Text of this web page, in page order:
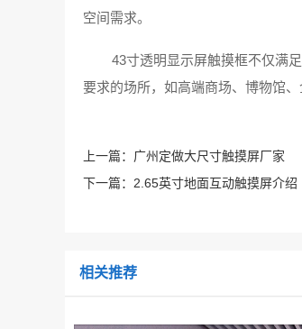
空间需求。
43寸透明显示屏触摸框不仅满
要求的场所，如高端商场、博物馆、
上一篇： 广州定做大尺寸触摸屏厂家
下一篇： 2.65英寸地面互动触摸屏介绍
相关推荐